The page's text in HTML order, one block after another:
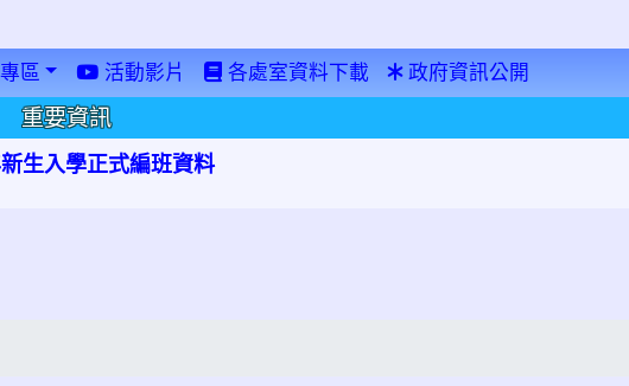
區 活動影片 各處室資料下載 政府資訊公開
重要資訊
生入學正式編班資料